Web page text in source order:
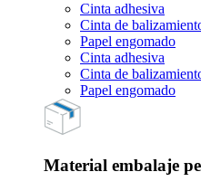
Cinta adhesiva
Cinta de
Papel engomado
Cinta adhesiva
Cinta de
Papel engomado
Material embalaje